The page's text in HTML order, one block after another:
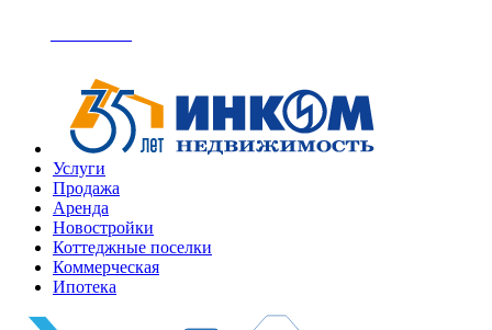
Услуги
Продажа
Аренда
Новостройки
Коттеджные поселки
Коммерческая
Ипотека